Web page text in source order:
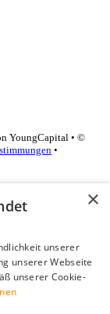
YoungCapital • ©
•
×
unserer
unserer Webseite
unserer Cookie-